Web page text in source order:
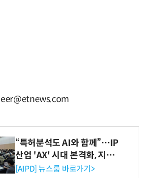
“특허분석도 AI와 함께”…IP
산업 'AX' 시대 본격화, 지식
재산처 1호 AI IP데이터분석
[AIPD] 뉴스룸 바로가기>